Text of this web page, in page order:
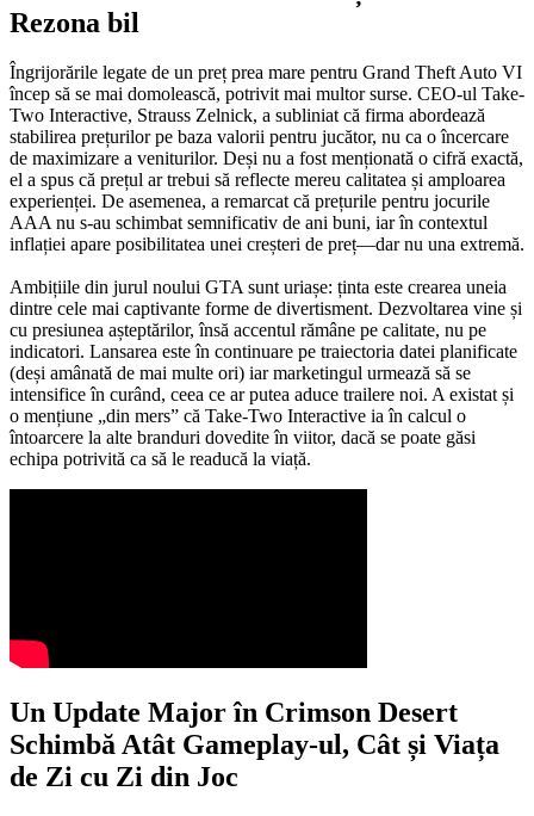
Rezona bil
Îngrijorările legate de un preț prea mare pentru Grand Theft Auto VI
încep să se mai domolească, potrivit mai multor surse. CEO-ul Take-
Two Interactive, Strauss Zelnick, a subliniat că firma abordează
stabilirea prețurilor pe baza valorii pentru jucător, nu ca o încercare
de maximizare a veniturilor. Deși nu a fost menționată o cifră exactă,
el a spus că prețul ar trebui să reflecte mereu calitatea și amploarea
experienței. De asemenea, a remarcat că prețurile pentru jocurile
AAA nu s-au schimbat semnificativ de ani buni, iar în contextul
inflației apare posibilitatea unei creșteri de preț—dar nu una extremă.
Ambițiile din jurul noului GTA sunt uriașe: ținta este crearea uneia
dintre cele mai captivante forme de divertisment. Dezvoltarea vine și
cu presiunea așteptărilor, însă accentul rămâne pe calitate, nu pe
indicatori. Lansarea este în continuare pe traiectoria datei planificate
(deși amânată de mai multe ori) iar marketingul urmează să se
intensifice în curând, ceea ce ar putea aduce trailere noi. A existat și
o mențiune „din mers” că Take-Two Interactive ia în calcul o
întoarcere la alte branduri dovedite în viitor, dacă se poate găsi
echipa potrivită ca să le readucă la viață.
Un Update Major în Crimson Desert
Schimbă Atât Gameplay-ul, Cât și Viața
de Zi cu Zi din Joc